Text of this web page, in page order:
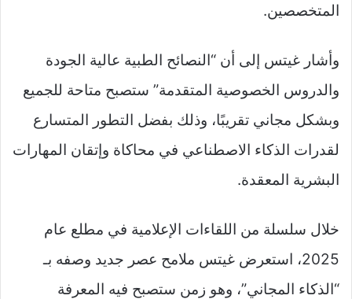
المتخصصين.
وأشار غيتس إلى أن “النصائح الطبية عالية الجودة
والدروس الخصوصية المتقدمة” ستصبح متاحة للجميع
وبشكل مجاني تقريبًا، وذلك بفضل التطور المتسارع
لقدرات الذكاء الاصطناعي في محاكاة وإتقان المهارات
البشرية المعقدة.
خلال سلسلة من اللقاءات الإعلامية في مطلع عام
2025، استعرض غيتس ملامح عصر جديد وصفه بـ
“الذكاء المجاني”، وهو زمن ستصبح فيه المعرفة